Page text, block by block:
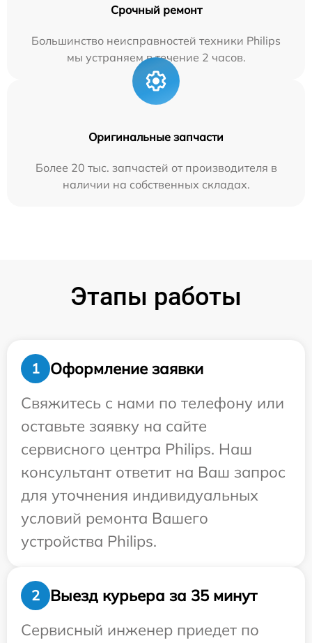
Срочный ремонт
Большинство неисправностей техники Philips
мы устраняем в течение 2 часов.
Оригинальные запчасти
Более 20 тыс. запчастей от производителя в
наличии на собственных складах.
Этапы работы
1
Оформление заявки
Свяжитесь с нами по телефону или
оставьте заявку на сайте
сервисного центра Philips. Наш
консультант ответит на Ваш запрос
для уточнения индивидуальных
условий ремонта Вашего
устройства Philips.
2
Выезд курьера за 35 минут
Сервисный инженер приедет по